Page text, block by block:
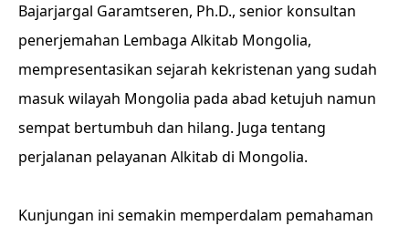
Bajarjargal Garamtseren, Ph.D., senior konsultan
penerjemahan Lembaga Alkitab Mongolia,
mempresentasikan sejarah kekristenan yang sudah
masuk wilayah Mongolia pada abad ketujuh namun
sempat bertumbuh dan hilang. Juga tentang
perjalanan pelayanan Alkitab di Mongolia.
Kunjungan ini semakin memperdalam pemahaman